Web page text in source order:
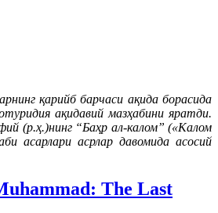
қарийб барчаси ақида борасида
ақидавий мазҳабини яратди.
(р.ҳ.)нинг “Баҳр ал-калом” («Калом
асарлари асрлар давомида асосий
The Last